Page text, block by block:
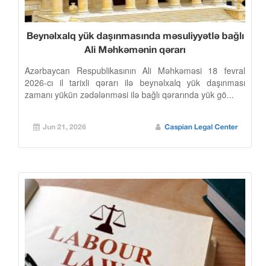
Beynəlxalq yük daşınmasında məsuliyyətlə bağlı
Ali Məhkəmənin qərarı
Azərbaycan Respublikasının Ali Məhkəməsi 18 fevral
2026-cı il tarixli qərarı ilə beynəlxalq yük daşınması
zamanı yükün zədələnməsi ilə bağlı qərarında yük gö...
Jun 21, 2026 Caspian Legal Center